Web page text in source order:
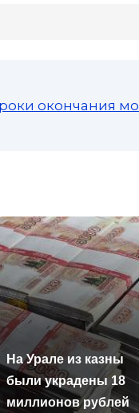
окончания
На Урале из казны
были украдены 18
миллионов рублей